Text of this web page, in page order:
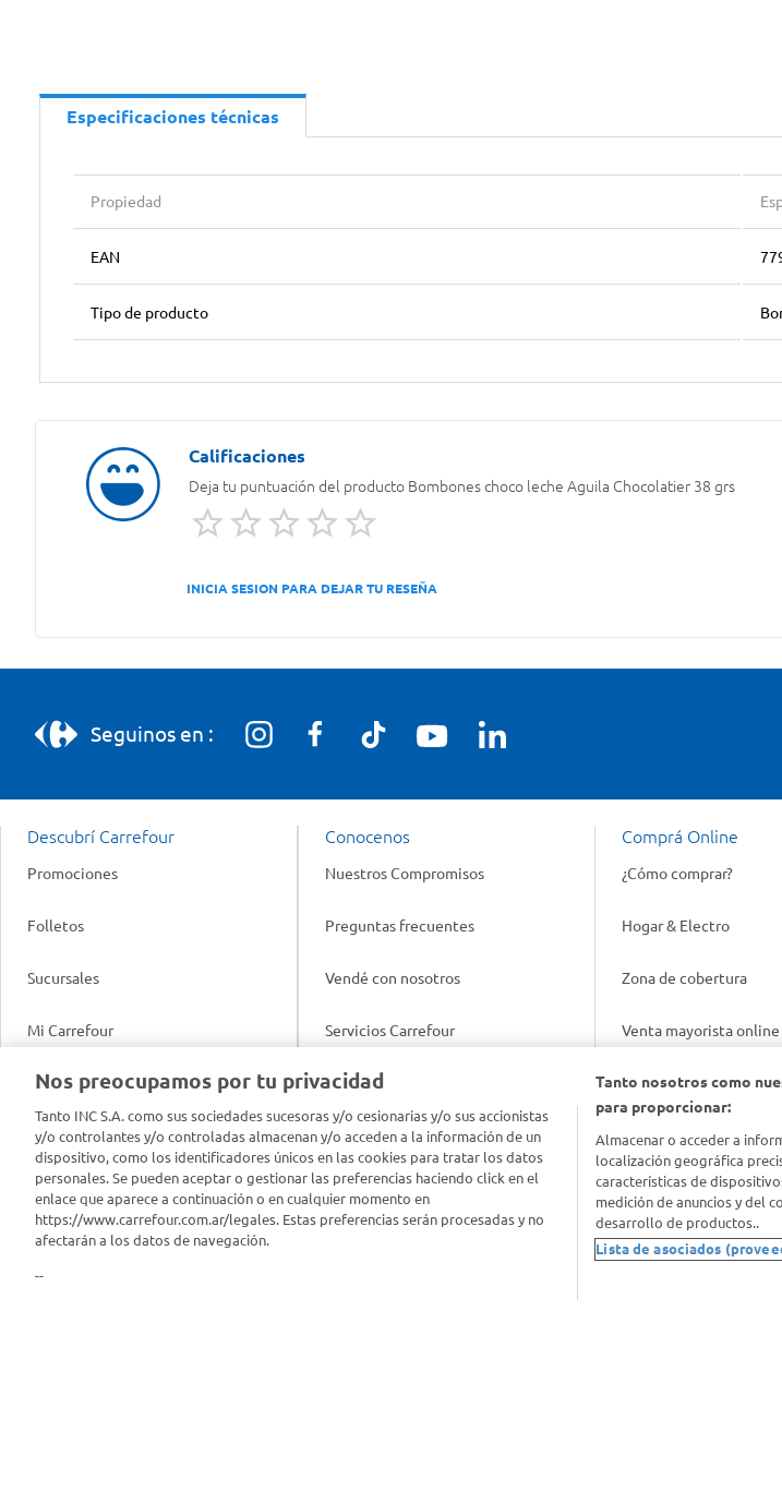
Especificaciones técnicas
Propiedad
EAN
Tipo de producto
Deja tu puntuación del producto Bombones choco leche Aguila Chocolatier 38 grs
INICIA SESION PARA DEJAR TU RESEÑA
Seguinos en :
Descubrí Carrefour
Promociones
Folletos
Sucursales
Mi Carrefour
Productos Carrefour
Tarjeta Mi Carrefour
Panel Carrefour
Puntos Verdes
Conocenos
Nuestros Compromisos
Preguntas frecuentes
Vendé con nosotros
Servicios Carrefour
Info útil
Tasas de interés
Contacto
Comprá Online
¿Cómo comprar?
Hogar & Electro
Zona de cobertura
Venta mayorista online
Gift cards
Nos preocupamos por tu privacidad
Tanto INC S.A. como sus sociedades sucesoras y/o cesionarias y/o sus accionistas
y/o controlantes y/o controladas almacenan y/o acceden a la información de un
dispositivo, como los identificadores únicos en las cookies para tratar los datos
personales. Se pueden aceptar o gestionar las preferencias haciendo click en el
enlace que aparece a continuación o en cualquier momento en
https://www.carrefour.com.ar/legales. Estas preferencias serán procesadas y no
afectarán a los datos de navegación.
--
Tanto nosotros como
para proporcionar:
Almacenar o acceder a
localización geográfica
características de
medición de anuncios y del
desarrollo de productos..
Lista de asociados